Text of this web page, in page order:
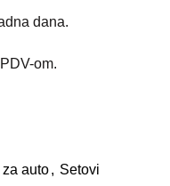
dana.
om.
auto, Setovi